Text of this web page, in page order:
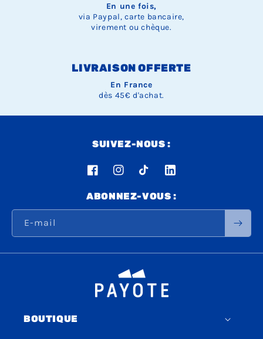
En une fois,
via Paypal, carte bancaire,
virement ou chèque.
LIVRAISON OFFERTE
En France
dès 45€ d'achat.
SUIVEZ-NOUS :
FacebookInstagramTikTok LinkedIn
ABONNEZ-VOUS :
E-mail
BOUTIQUE